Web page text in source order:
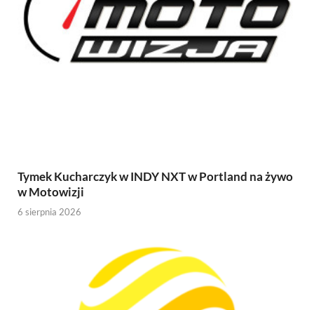
Tymek Kucharczyk w INDY NXT w Portland na żywo
w Motowizji
6 sierpnia 2026